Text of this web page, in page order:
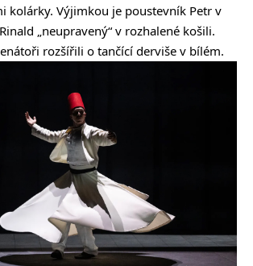
kolárky. Výjimkou je poustevník Petr v
„neupravený“ v rozhalené košili.
rozšířili o tančící derviše v bílém.